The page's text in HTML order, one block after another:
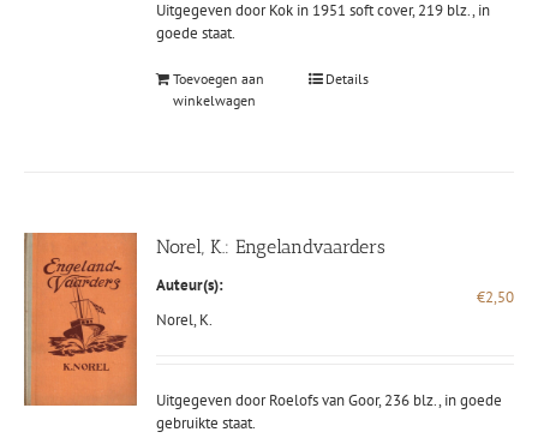
Uitgegeven door Kok in 1951 soft cover, 219 blz., in
goede staat.
Toevoegen aan
winkelwagen
Details
Norel, K.: Engelandvaarders
Auteur(s):
Norel, K.
€2,50
Uitgegeven door Roelofs van Goor, 236 blz., in goede
gebruikte staat.